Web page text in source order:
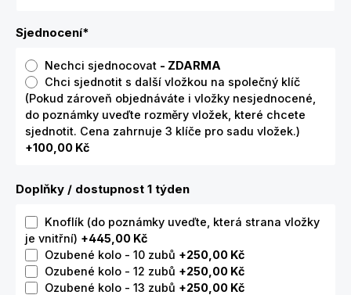
Sjednocení*
Nechci sjednocovat - ZDARMA
Chci sjednotit s další vložkou na společný klíč
(Pokud zároveň objednáváte i vložky nesjednocené,
do poznámky uveďte rozměry vložek, které chcete
sjednotit. Cena zahrnuje 3 klíče pro sadu vložek.)
+100,00 Kč
Doplňky / dostupnost 1 týden
Knoflík (do poznámky uveďte, která strana vložky
je vnitřní) +445,00 Kč
Ozubené kolo - 10 zubů +250,00 Kč
Ozubené kolo - 12 zubů +250,00 Kč
Ozubené kolo - 13 zubů +250,00 Kč